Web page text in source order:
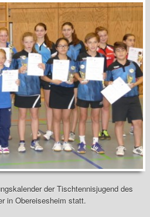
der Tischtennisjugend des
in Obereisesheim statt.